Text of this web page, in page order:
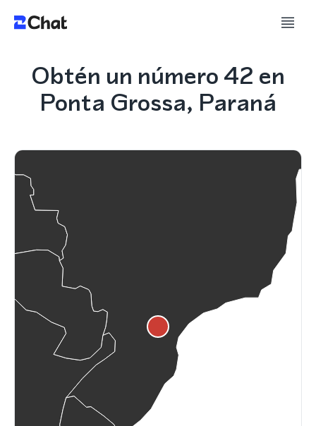
Obtén un número 42 en
Ponta Grossa, Paraná